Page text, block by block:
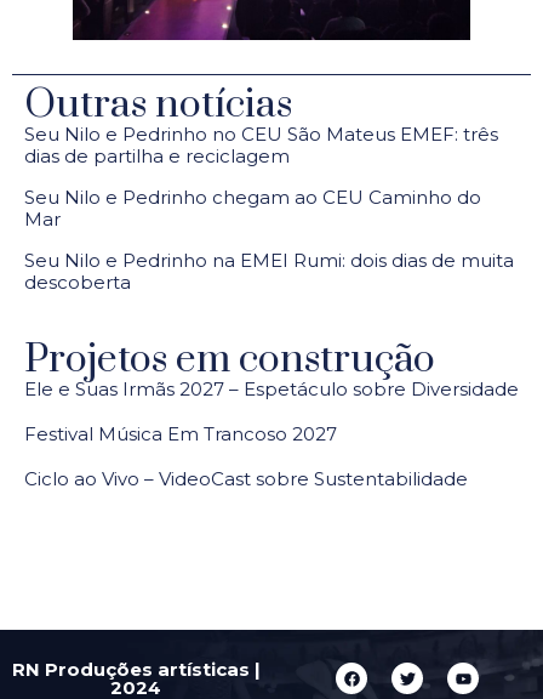
Outras notícias
Seu Nilo e Pedrinho no CEU São Mateus EMEF: três
dias de partilha e reciclagem
Seu Nilo e Pedrinho chegam ao CEU Caminho do
Mar
Seu Nilo e Pedrinho na EMEI Rumi: dois dias de muita
descoberta
Projetos em construção
Ele e Suas Irmãs 2027 – Espetáculo sobre Diversidade
Festival Música Em Trancoso 2027
Ciclo ao Vivo – VideoCast sobre Sustentabilidade
RN Produções artísticas |
2024